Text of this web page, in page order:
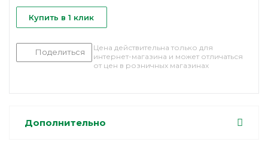
Купить в 1 клик
Поделиться
Цена действительна только для
интернет-магазина и может отличаться
от цен в розничных магазинах
Дополнительно